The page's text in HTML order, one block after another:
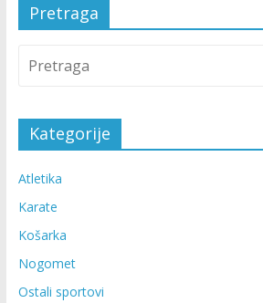
Pretraga
Kategorije
Atletika
Karate
Košarka
Nogomet
Ostali sportovi